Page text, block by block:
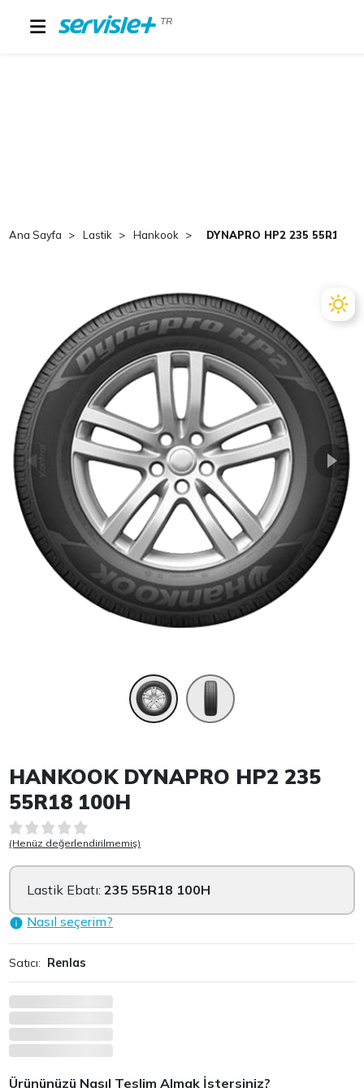
TR
Ana Sayfa Lastik Hankook DYNAPRO HP2 235 55R18
Item 1 of 2
HANKOOK DYNAPRO HP2 235
55R18 100H
(Henüz değerlendirilmemiş)
Lastik Ebatı:235 55R18 100H
Nasıl seçerim?
Satıcı: Renlas
Ürününüzü Nasıl Teslim Almak İstersiniz?